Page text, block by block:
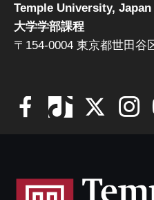
Temple University,
大学学部課程
〒154-0004 東京都世田谷